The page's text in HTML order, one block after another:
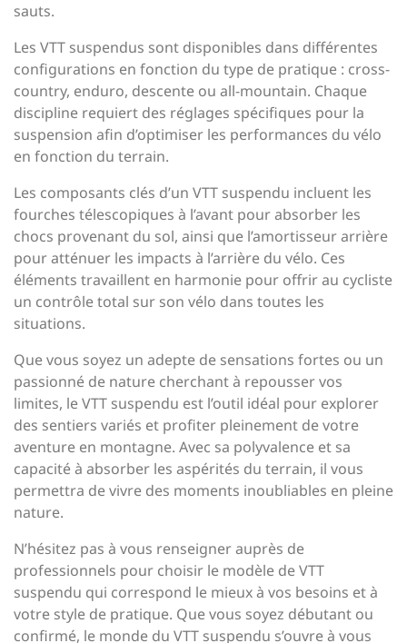
sauts.
Les VTT suspendus sont disponibles dans différentes
configurations en fonction du type de pratique : cross-
country, enduro, descente ou all-mountain. Chaque
discipline requiert des réglages spécifiques pour la
suspension afin d’optimiser les performances du vélo
en fonction du terrain.
Les composants clés d’un VTT suspendu incluent les
fourches télescopiques à l’avant pour absorber les
chocs provenant du sol, ainsi que l’amortisseur arrière
pour atténuer les impacts à l’arrière du vélo. Ces
éléments travaillent en harmonie pour offrir au cycliste
un contrôle total sur son vélo dans toutes les
situations.
Que vous soyez un adepte de sensations fortes ou un
passionné de nature cherchant à repousser vos
limites, le VTT suspendu est l’outil idéal pour explorer
des sentiers variés et profiter pleinement de votre
aventure en montagne. Avec sa polyvalence et sa
capacité à absorber les aspérités du terrain, il vous
permettra de vivre des moments inoubliables en pleine
nature.
N’hésitez pas à vous renseigner auprès de
professionnels pour choisir le modèle de VTT
suspendu qui correspond le mieux à vos besoins et à
votre style de pratique. Que vous soyez débutant ou
confirmé, le monde du VTT suspendu s’ouvre à vous